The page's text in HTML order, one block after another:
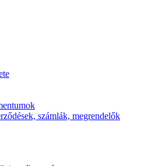
számlák, megrendelők